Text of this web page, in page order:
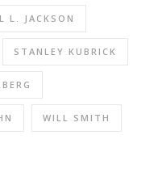
L. JACKSON
STANLEY KUBRICK
WILL SMITH